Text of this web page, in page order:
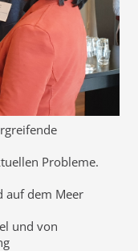
Probleme.
auf dem Meer
und von